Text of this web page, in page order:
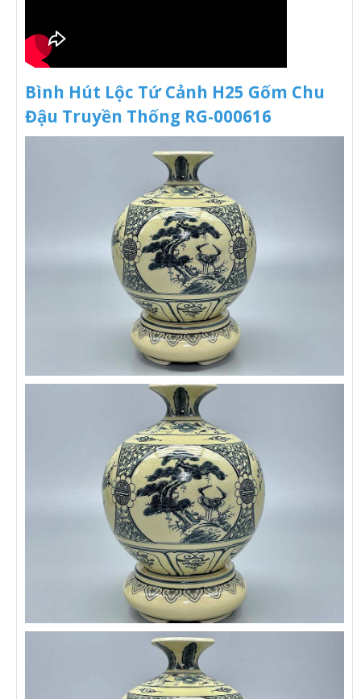
Bình Hút Lộc Tứ Cảnh H25 Gốm Chu
Đậu Truyền Thống RG-000616